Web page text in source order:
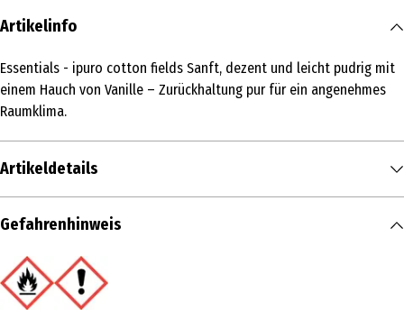
Artikelinfo
Essentials - ipuro cotton fields Sanft, dezent und leicht pudrig mit
einem Hauch von Vanille – Zurückhaltung pur für ein angenehmes
Raumklima.
Artikeldetails
Inhalt
Produkttyp
Gefahrenhinweis